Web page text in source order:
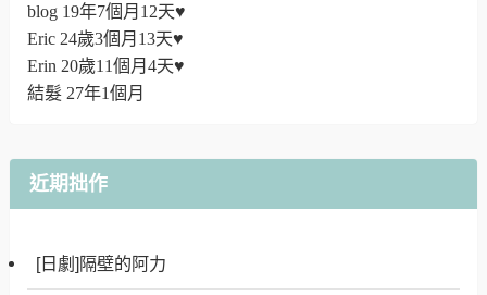
blog 19年7個月12天♥
Eric 24歲3個月13天♥
Erin 20歲11個月4天♥
結髮 27年1個月
近期拙作
[日劇]隔壁的阿力